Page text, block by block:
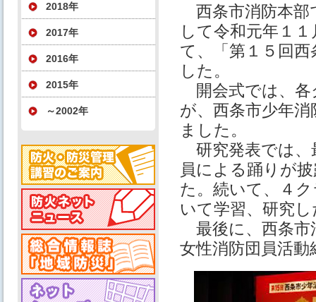
2018年
2017年
2016年
2015年
～2002年
西条市消防本部
して令和元年１
て、「第１５回
した。
開会式では、各
が、西条市少年
ました。
研究発表では、
員による踊りが
た。続いて、４
いて学習、研究
最後に、西条
女性消防団員活